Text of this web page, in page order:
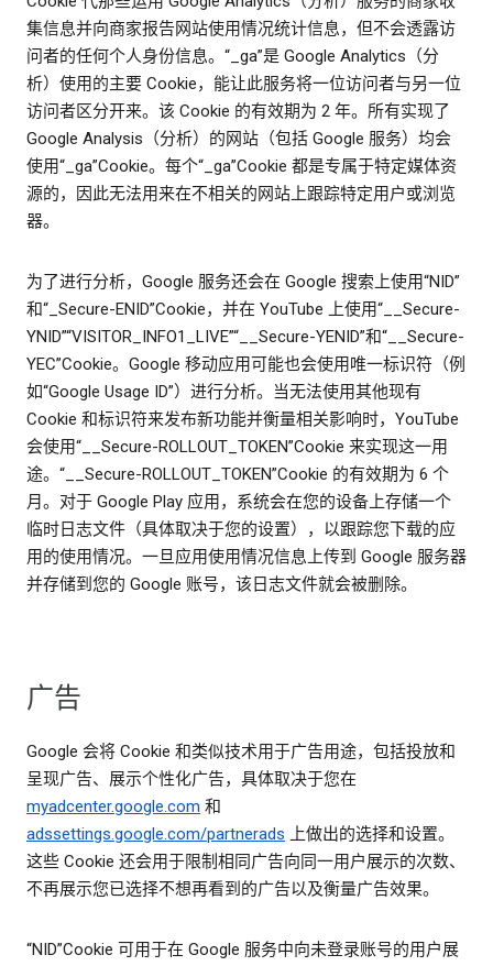
集信息并向商家报告网站使用情况统计信息，但不会透露访
问者的任何个人身份信息。“_ga”是 Google Analytics（分
析）使用的主要 Cookie，能让此服务将一位访问者与另一位
访问者区分开来。该 Cookie 的有效期为 2 年。所有实现了
Google Analysis（分析）的网站（包括 Google 服务）均会
使用“_ga”Cookie。每个“_ga”Cookie 都是专属于特定媒体资
源的，因此无法用来在不相关的网站上跟踪特定用户或浏览
器。
为了进行分析，Google 服务还会在 Google 搜索上使用“NID”
和“_Secure-ENID”Cookie，并在 YouTube 上使用“__Secure-
YNID”“VISITOR_INFO1_LIVE”“__Secure-YENID”和“__Secure-
YEC”Cookie。Google 移动应用可能也会使用唯一标识符（例
如“Google Usage ID”）进行分析。当无法使用其他现有
Cookie 和标识符来发布新功能并衡量相关影响时，YouTube
会使用“__Secure-ROLLOUT_TOKEN”Cookie 来实现这一用
途。“__Secure-ROLLOUT_TOKEN”Cookie 的有效期为 6 个
月。对于 Google Play 应用，系统会在您的设备上存储一个
临时日志文件（具体取决于您的设置），以跟踪您下载的应
用的使用情况。一旦应用使用情况信息上传到 Google 服务器
并存储到您的 Google 账号，该日志文件就会被删除。
广告
Google 会将 Cookie 和类似技术用于广告用途，包括投放和
呈现广告、展示个性化广告，具体取决于您在
myadcenter.google.com 和
adssettings.google.com/partnerads 上做出的选择和设置。
这些 Cookie 还会用于限制相同广告向同一用户展示的次数、
不再展示您已选择不想再看到的广告以及衡量广告效果。
“NID”Cookie 可用于在 Google 服务中向未登录账号的用户展